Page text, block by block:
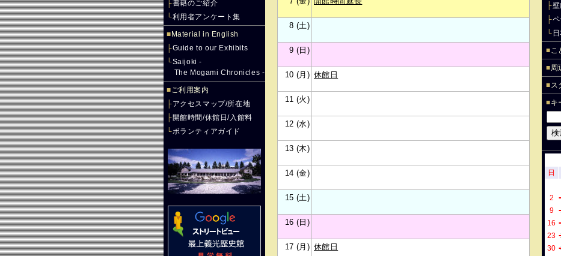
├書籍のご紹介
└利用者アンケート集
■ Material in English
├Guide to our Exhibits
└Saijoki -
The Mogami Chronicles -
■ご利用案内
├アクセスマップ/所在地
├開館時間/休館日/入館料
└ボランティアガイド
8 (土)
9 (日)
10 (月) 休館日
11 (火)
12 (水)
13 (木)
14 (金)
15 (土)
16 (日)
17 (月) 休館日
├
├
└
■こ
■周
■ス
■キ
日
2
9
16
23
30